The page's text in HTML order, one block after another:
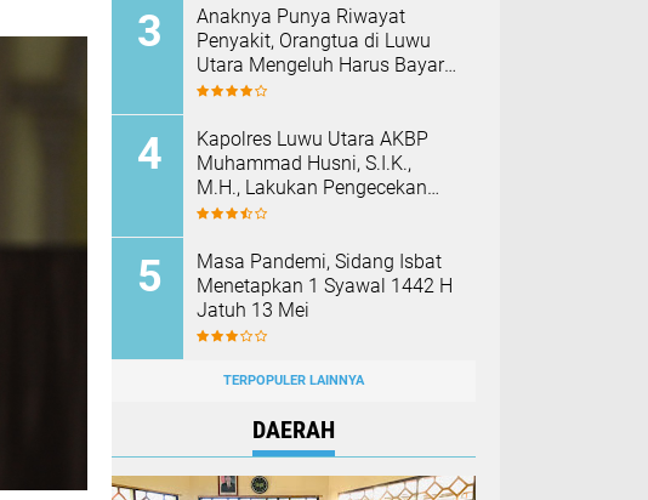
Anaknya Punya Riwayat
Penyakit, Orangtua di Luwu
Utara Mengeluh Harus Bayar
Rp190 Ribu Sebelum di
Kapolres Luwu Utara AKBP
Muhammad Husni, S.I.K.,
M.H., Lakukan Pengecekan
Rutan Dan Fasilitas Polres
Masa Pandemi, Sidang Isbat
Menetapkan 1 Syawal 1442 H
Jatuh 13 Mei
TERPOPULER LAINNYA
DAERAH